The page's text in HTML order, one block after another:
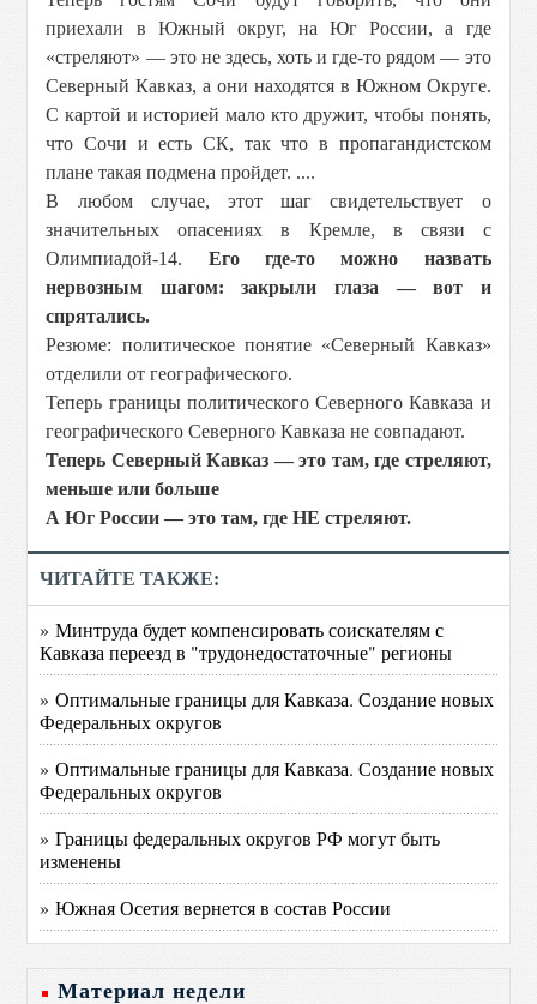
приехали в Южный округ, на Юг России, а где
«стреляют» — это не здесь, хоть и где-то рядом — это
Северный Кавказ, а они находятся в Южном Округе.
С картой и историей мало кто дружит, чтобы понять,
что Сочи и есть СК, так что в пропагандистском
плане такая подмена пройдет. ....
В любом случае, этот шаг свидетельствует о
значительных опасениях в Кремле, в связи с
Олимпиадой-14. Его где-то можно назвать
нервозным шагом: закрыли глаза — вот и
спрятались.
Резюме: политическое понятие «Северный Кавказ»
отделили от географического.
Теперь границы политического Северного Кавказа и
географического Северного Кавказа не совпадают.
Теперь Северный Кавказ — это там, где стреляют,
меньше или больше
А Юг России — это там, где НЕ стреляют.
ЧИТАЙТЕ ТАКЖЕ:
» Минтруда будет компенсировать соискателям с
Кавказа переезд в "трудонедостаточные" регионы
» Оптимальные границы для Кавказа. Создание новых
Федеральных округов
» Оптимальные границы для Кавказа. Создание новых
Федеральных округов
» Границы федеральных округов РФ могут быть
изменены
» Южная Осетия вернется в состав России
Материал недели